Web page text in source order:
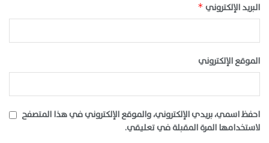
البريد الإلكتروني *
الموقع الإلكتروني
احفظ اسمي، بريدي الإلكتروني، والموقع الإلكتروني في هذا المتصفح
لاستخدامها المرة المقبلة في تعليقي.